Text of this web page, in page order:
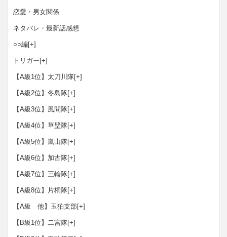
恋愛・男女関係
ネタバレ・最新話感想
○○編[+]
トリガー[+]
【A級1位】太刀川隊[+]
【A級2位】冬島隊[+]
【A級3位】風間隊[+]
【A級4位】草壁隊[+]
【A級5位】嵐山隊[+]
【A級6位】加古隊[+]
【A級7位】三輪隊[+]
【A級8位】片桐隊[+]
【A級 他】玉狛支部[+]
【B級1位】二宮隊[+]